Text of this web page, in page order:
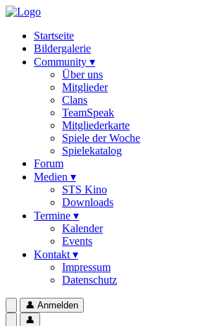
Startseite
Bildergalerie
Community ▾
Über uns
Mitglieder
Clans
TeamSpeak
Mitgliederkarte
Spiele der Woche
Spielekatalog
Forum
Medien ▾
STS Kino
Downloads
Termine ▾
Kalender
Events
Kontakt ▾
Impressum
Datenschutz
👤 Anmelden
👤